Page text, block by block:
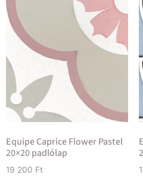
Equipe Caprice Flower Pastel
20×20 padlólap
19 200 Ft